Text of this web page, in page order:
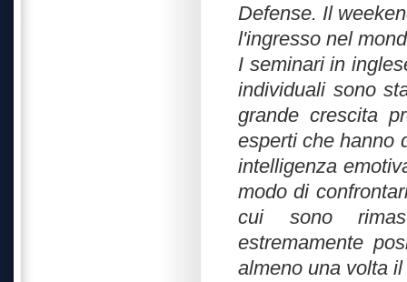
Defense. Il
l'ingresso nel
I seminari in
individuali sono
grande crescita
esperti che hanno
intelligenza
modo di
cui sono
estremamente
almeno una volta